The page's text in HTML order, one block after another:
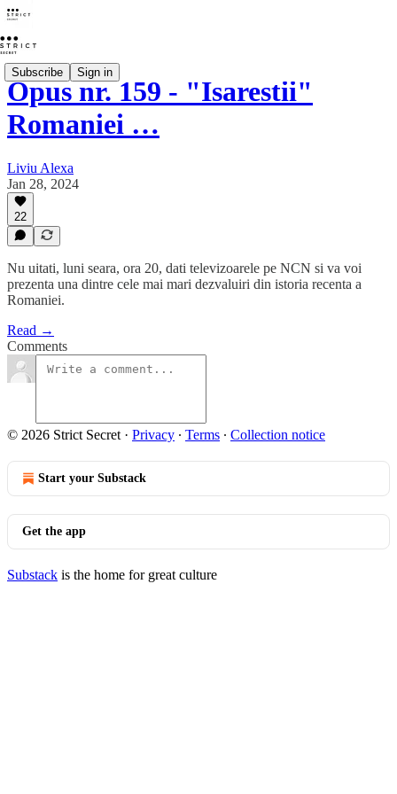
Subscribe Sign in
Opus nr. 159 - "Isarestii"
Romaniei …
Liviu Alexa
Jan 28, 2024
22
Nu uitati, luni seara, ora 20, dati televizoarele pe NCN si va voi
prezenta una dintre cele mai mari dezvaluiri din istoria recenta a
Romaniei.
Read →
Comments
© 2026 Strict Secret · Privacy ∙ Terms ∙ Collection notice
Start your Substack
Get the app
Substack is the home for great culture